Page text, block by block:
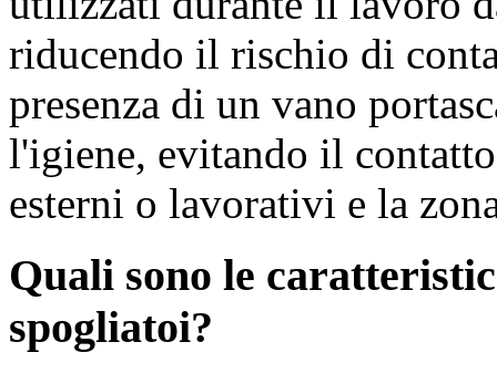
riducendo il rischio di
presenza di un vano
l'igiene, evitando il
esterni o lavorativi e la
Quali sono le
spogliatoi?